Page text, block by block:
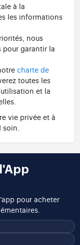
à la
les informations
nous
pour garantir la
charte de
toutes les
et la
vie privée et à
l'App
pour acheter